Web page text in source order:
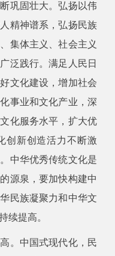
巩固壮大。弘扬以伟
精神谱系，弘扬民族
集体主义、社会主义
泛践行。满足人民日
文化建设，增加社会
事业和文化产业，深
化服务水平，扩大优
创新创造活力不断激
中华优秀传统文化是
源泉，要加快构建中
民族凝聚力和中华文
续提高。
。中国式现代化，民